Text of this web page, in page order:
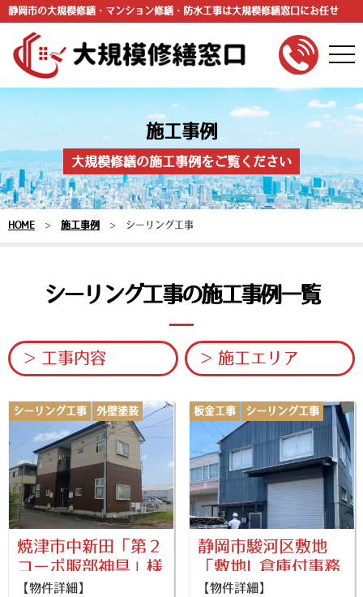
静岡市の大規模修繕・マンション修繕・防水工事は大規模修繕窓口にお任せ
施工事例
大規模修繕の施工事例をご覧ください
HOME > 施工事例 > シーリング工事
シーリング工事の施工事例一覧
工事内容 施工エリア
焼津市中新田「第２
コーポ服部神具」様
【物件詳細】
シーリング工事
外壁塗装
屋根塗装
静岡市駿河区敷地
「敷地I 倉庫付事務
所」様
【物件詳細】
板金工事
シーリング工事
外壁塗装